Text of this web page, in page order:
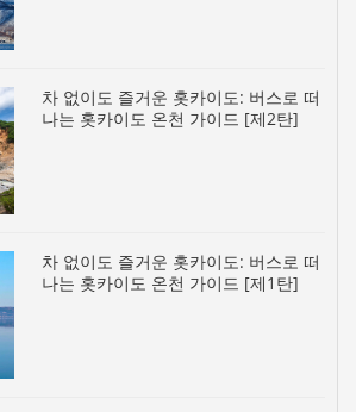
차 없이도 즐거운 홋카이도: 버스로 떠
나는 홋카이도 온천 가이드 [제2탄]
차 없이도 즐거운 홋카이도: 버스로 떠
나는 홋카이도 온천 가이드 [제1탄]